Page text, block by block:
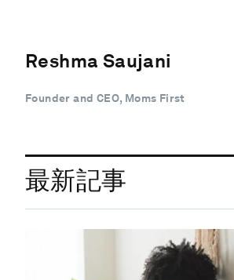
Reshma Saujani
Founder and CEO, Moms First
最新記事